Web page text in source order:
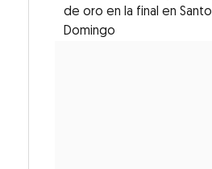
de oro en la final en Santo
Domingo